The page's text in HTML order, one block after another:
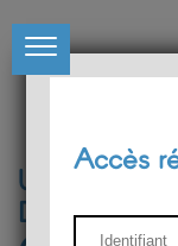
Université
Accès